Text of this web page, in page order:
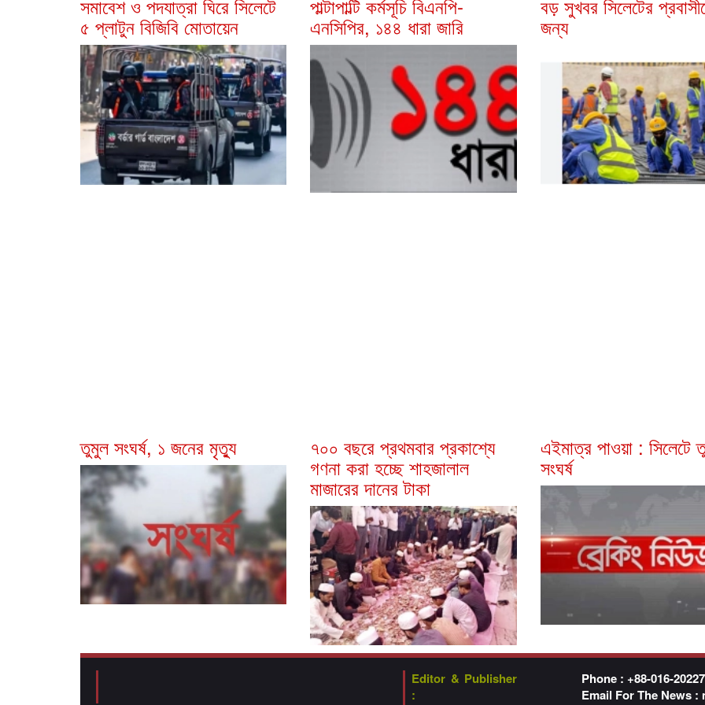
সমাবেশ ও পদযাত্রা ঘিরে সিলেটে
৫ প্লাটুন বিজিবি মোতায়েন
পাল্টাপাল্টি কর্মসূচি বিএনপি-
এনসিপির, ১৪৪ ধারা জারি
বড় সুখবর সিলেটের
জন্য
তুমুল সংঘর্ষ, ১ জনের মৃত্যু ৭০০ বছরে প্রথমবার প্রকাশ্যে
গণনা করা হচ্ছে শাহজালাল
মাজারের দানের টাকা
এইমাত্র পাওয়া : সিলেটে
সংঘর্ষ
Editor & Publisher
:
Phone : +88-016-
Email For The News :